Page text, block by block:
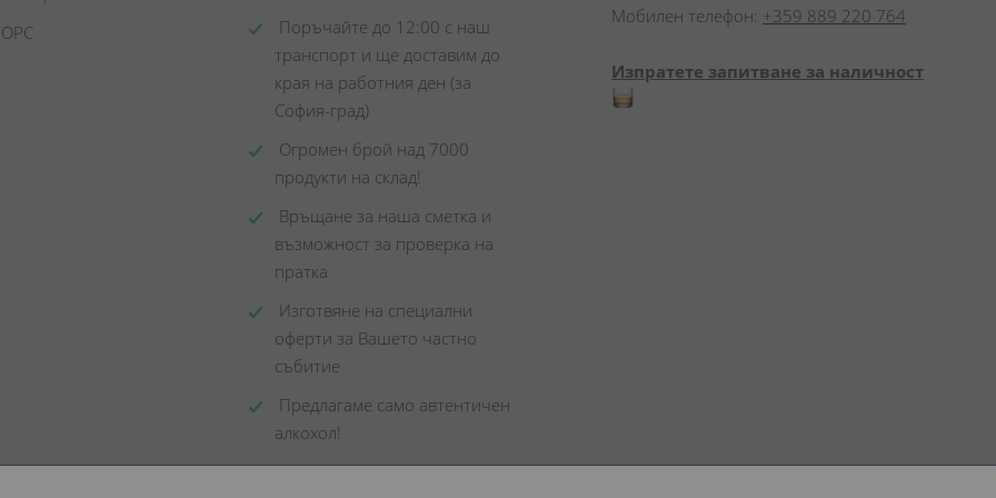
Поръчайте до 12:00 с наш
транспорт и ще доставим до
края на работния ден (за
София-град)
Огромен брой над 7000
продукти на склад!
Връщане за наша сметка и
възможност за проверка на
пратка
Изготвяне на специални
оферти за Вашето частно
събитие
Предлагаме само автентичен
алкохол!
Мобилен телефон: +359 889 220 764
Изпратете запитване за наличност